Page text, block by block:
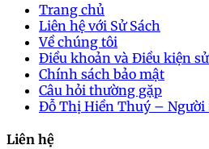
Trang chủ
Liên hệ với Sử Sách
Về chúng tôi
Điều khoản và Điều kiện
Chính sách bảo mật
Câu hỏi thường gặp
Đỗ Thị Hiền Thuý – Người
Liên hệ